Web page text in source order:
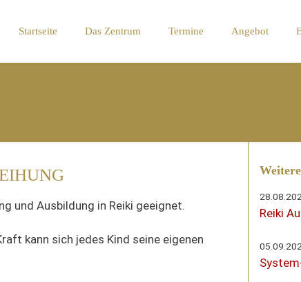
Startseite Das Zentrum Termine Angebot
und Ausbildung in Reiki geeignet.
kann sich jedes Kind seine eigenen
Reiki